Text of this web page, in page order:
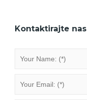
Kontaktirajte nas